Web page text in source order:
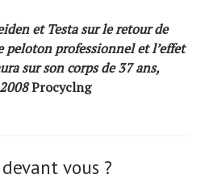
et Testa sur le retour de
peloton professionnel et l’effet
sur son corps de 37 ans,
Procyclng
vous ?